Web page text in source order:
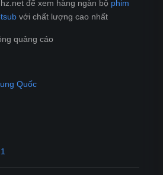
để xem hàng ngàn bộ phim
với chất lượng cao nhất
quảng cáo
Quốc